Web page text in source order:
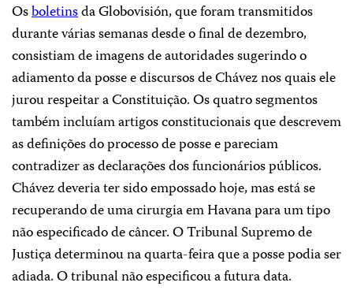
Osboletinsda Globovisión, que foram transmitidos
durante várias semanas desde o final de dezembro,
consistiam de imagens de autoridades sugerindo o
adiamento da posse e discursos de Chávez nos quais ele
jurou respeitar a Constituição. Os quatro segmentos
também incluíam artigos constitucionais que descrevem
as definições do processo de posse e pareciam
contradizer as declarações dos funcionários públicos.
Chávez deveria ter sido empossado hoje, mas está se
recuperando de uma cirurgia em Havana para um tipo
não especificado de câncer. O Tribunal Supremo de
Justiça determinou na quarta-feira que a posse podia ser
adiada. O tribunal não especificou a futura data.